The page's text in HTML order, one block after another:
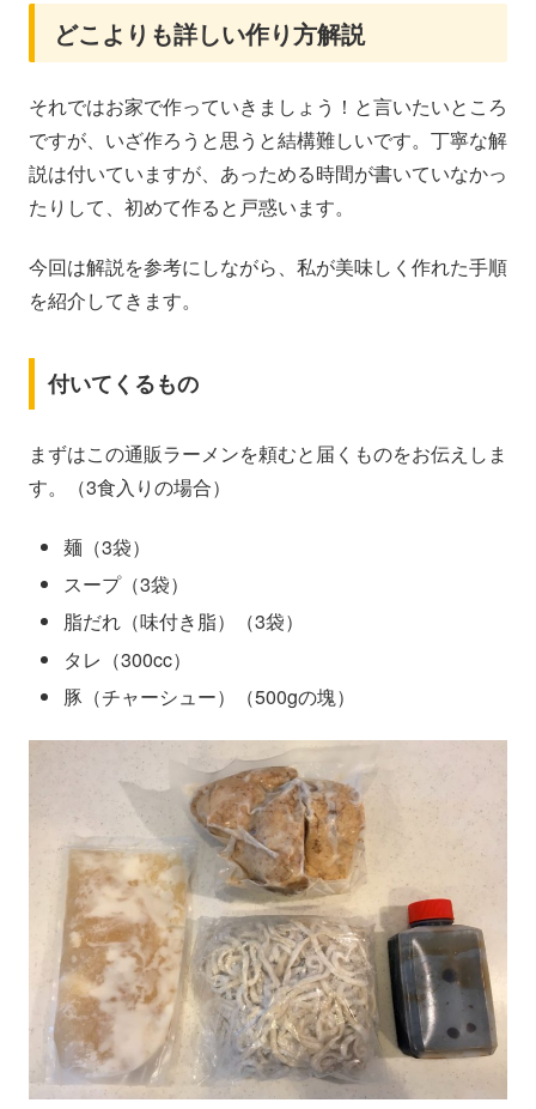
どこよりも詳しい作り方解説
それではお家で作っていきましょう！と言いたいところ
ですが、いざ作ろうと思うと結構難しいです。丁寧な解
説は付いていますが、あっためる時間が書いていなかっ
たりして、初めて作ると戸惑います。
今回は解説を参考にしながら、私が美味しく作れた手順
を紹介してきます。
付いてくるもの
まずはこの通販ラーメンを頼むと届くものをお伝えしま
す。（3食入りの場合）
麺（3袋）
スープ（3袋）
脂だれ（味付き脂）（3袋）
タレ（300cc）
豚（チャーシュー）（500gの塊）